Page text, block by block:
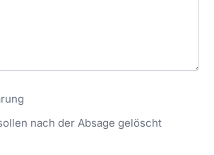
nach der Absage gelöscht